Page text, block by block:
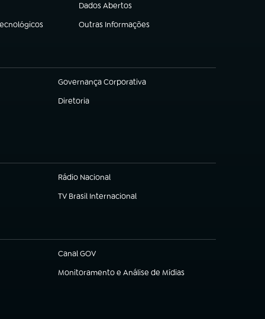
Dados Abertos
(abre em nova aba)
Outras Informações
(abre em nova aba)
Governança Corporativa
(abre em nova aba)
Diretoria
(abre em nova aba)
Rádio Nacional
TV Brasil Internacional
(abre em nova aba)
Canal GOV
(abre em nova aba)
Monitoramento e Análise de Mídias
(abre em nova aba)